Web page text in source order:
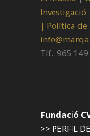
Investigació |
| Política de
Tlf.: 965 149
Fundació
>> PERFIL